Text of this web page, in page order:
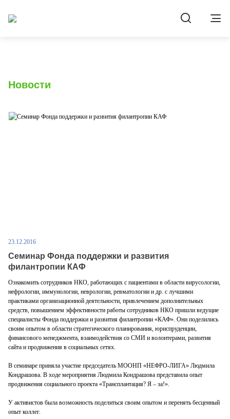
Новости
23.12.2016
Семинар Фонда поддержки и развития
филантропии КАФ
Ознакомить сотрудников НКО, работающих с пациентами в области вирусологии,
нефрологии, иммунологии, неврологии, ревматологии и др. с лучшими
практиками организационной деятельности, привлечением дополнительных
средств, повышением эффективности работы сотрудников НКО пришли ведущие
специалисты Фонда поддержки и развития филантропии «КАФ». Они поделились
своим опытом в области стратегического планирования, юриспруденции,
финансового менеджмента, взаимодействия со СМИ и волонтерами, развития
сайта и продвижения в социальных сетях.
В семинаре приняла участие председатель МООНП «НЕФРО-ЛИГА» Людмила
Кондрашова. В ходе мероприятия Людмила Кондрашова представила опыт
продвижения социального проекта «Трансплантация? Я – за!».
У активистов была возможность поделиться своим опытом и перенять бесценный
опыт коллег.